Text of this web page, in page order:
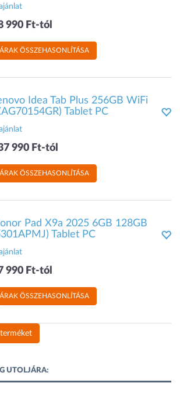
990 Ft-tól
ÁRAK ÖSSZEHASONLÍTÁSA
Idea Tab Plus 256GB WiFi
Tablet PC
990 Ft-tól
ÁRAK ÖSSZEHASONLÍTÁSA
Pad X9a 2025 6GB 128GB
Tablet PC
990 Ft-tól
ÁRAK ÖSSZEHASONLÍTÁSA
UTOLJÁRA: